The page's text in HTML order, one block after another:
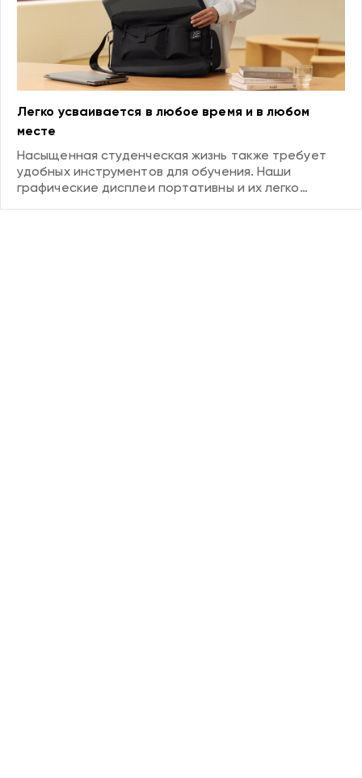
Легко усваивается в любое время и в любом
месте
Насыщенная студенческая жизнь также требует
удобных инструментов для обучения. Наши
графические дисплеи портативны и их легко